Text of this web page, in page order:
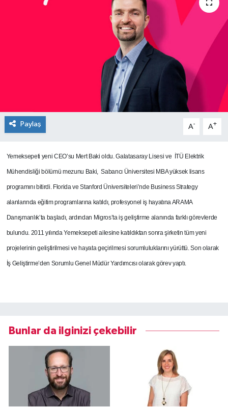
Paylaş A- A+
Yemeksepeti yeni CEO’su Mert Baki oldu. Galatasaray Lisesi ve İTÜ Elektrik
Mühendisliği bölümü mezunu Baki, Sabancı Üniversitesi MBA yüksek lisans
programını bitirdi. Florida ve Stanford Üniversiteleri’nde Business Strategy
alanlarında eğitim programlarına katıldı, profesyonel iş hayatına ARAMA
Danışmanlık’ta başladı, ardından Migros’ta iş geliştirme alanında farklı görevlerde
bulundu. 2011 yılında Yemeksepeti ailesine katıldıktan sonra şirketin tüm yeni
projelerinin geliştirilmesi ve hayata geçirilmesi sorumluluklarını yürüttü. Son olarak
İş Geliştirme’den Sorumlu Genel Müdür Yardımcısı olarak görev yaptı.
Bunlar da ilginizi çekebilir
ÜLKE